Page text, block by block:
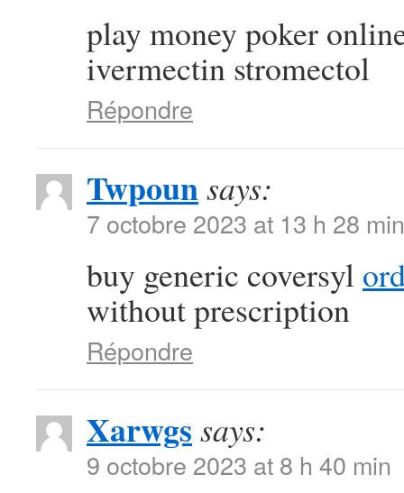
play money poker
ivermectin stromectol
Répondre
Twpounsays:
7 octobre 2023 at 13 h 28 min
buy generic coversyl
without prescription
Répondre
Xarwgs says:
9 octobre 2023 at 8 h 40 min